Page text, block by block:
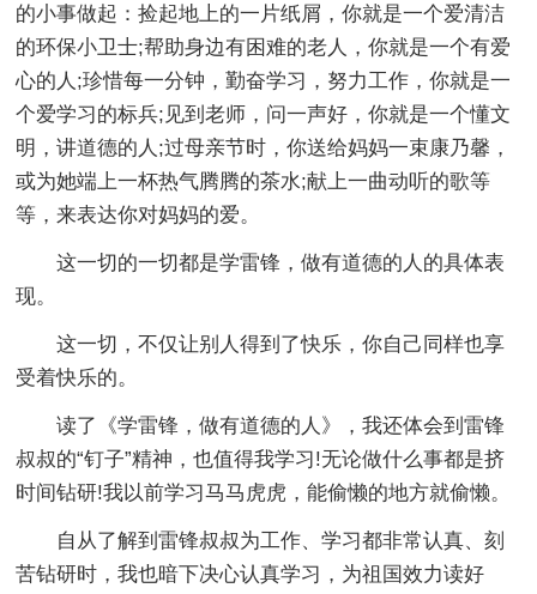
的小事做起：捡起地上的一片纸屑，你就是一个爱清洁
的环保小卫士;帮助身边有困难的老人，你就是一个有爱
心的人;珍惜每一分钟，勤奋学习，努力工作，你就是一
个爱学习的标兵;见到老师，问一声好，你就是一个懂文
明，讲道德的人;过母亲节时，你送给妈妈一束康乃馨，
或为她端上一杯热气腾腾的茶水;献上一曲动听的歌等
等，来表达你对妈妈的爱。
这一切的一切都是学雷锋，做有道德的人的具体表
现。
这一切，不仅让别人得到了快乐，你自己同样也享
受着快乐的。
读了《学雷锋，做有道德的人》，我还体会到雷锋
叔叔的“钉子”精神，也值得我学习!无论做什么事都是挤
时间钻研!我以前学习马马虎虎，能偷懒的地方就偷懒。
自从了解到雷锋叔叔为工作、学习都非常认真、刻
苦钻研时，我也暗下决心认真学习，为祖国效力读好